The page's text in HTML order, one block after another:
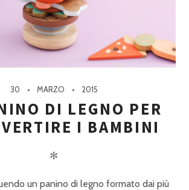
30 MARZO 2015
DI LEGNO PER
I BAMBINI
✻
un panino di legno formato dai più